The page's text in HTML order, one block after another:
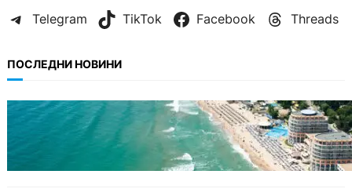
Telegram TikTok Facebook Threads
ПОСЛЕДНИ НОВИНИ
ИКОНОМИКА
Интерактивна карта показва всички водни
бази по Черноморието